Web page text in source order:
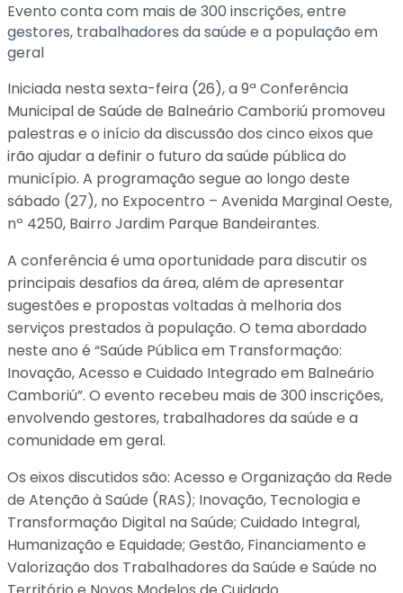
Evento conta com mais de 300 inscrições, entre
gestores, trabalhadores da saúde e a população em
geral
Iniciada nesta sexta-feira (26), a 9ª Conferência
Municipal de Saúde de Balneário Camboriú promoveu
palestras e o início da discussão dos cinco eixos que
irão ajudar a definir o futuro da saúde pública do
município. A programação segue ao longo deste
sábado (27), no Expocentro – Avenida Marginal Oeste,
nº 4250, Bairro Jardim Parque Bandeirantes.
A conferência é uma oportunidade para discutir os
principais desafios da área, além de apresentar
sugestões e propostas voltadas à melhoria dos
serviços prestados à população. O tema abordado
neste ano é “Saúde Pública em Transformação:
Inovação, Acesso e Cuidado Integrado em Balneário
Camboriú”. O evento recebeu mais de 300 inscrições,
envolvendo gestores, trabalhadores da saúde e a
comunidade em geral.
Os eixos discutidos são: Acesso e Organização da Rede
de Atenção à Saúde (RAS); Inovação, Tecnologia e
Transformação Digital na Saúde; Cuidado Integral,
Humanização e Equidade; Gestão, Financiamento e
Valorização dos Trabalhadores da Saúde e Saúde no